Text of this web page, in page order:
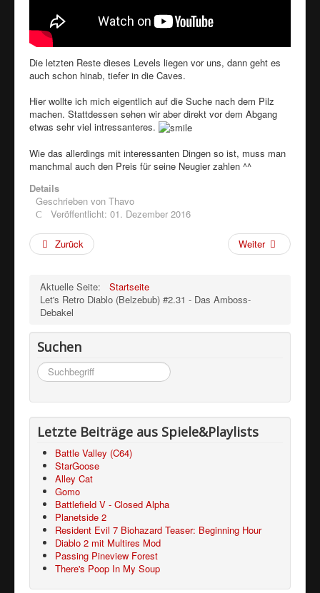
Die letzten Reste dieses Levels liegen vor uns, dann geht es
auch schon hinab, tiefer in die Caves.
Hier wollte ich mich eigentlich auf die Suche nach dem Pilz
machen. Stattdessen sehen wir aber direkt vor dem Abgang
etwas sehr viel intressanteres.
Wie das allerdings mit interessanten Dingen so ist, muss man
manchmal auch den Preis für seine Neugier zahlen ^^
Details
Geschrieben von Thavo
Veröffentlicht: 01. Dezember 2016
Zurück Weiter
Aktuelle Seite:
Startseite
Let's Retro Diablo (Belzebub) #2.31 - Das Amboss-
Debakel
Suchen
Suchen
...
Letzte Beiträge aus Spiele&Playlists
Battle Valley (C64)
StarGoose
Alley Cat
Gomo
Battlefield V - Closed Alpha
Planetside 2
Resident Evil 7 Biohazard Teaser: Beginning Hour
Diablo 2 mit Multires Mod
Passing Pineview Forest
There's Poop In My Soup